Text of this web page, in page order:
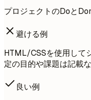
プロジェクトのDoと
避ける例
HTML/CSSを使用して
定の目的や課題は記載な
良い例